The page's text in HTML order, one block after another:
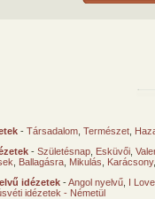
- Társadalom Természet
- Születésnap Esküvői
Ballagásra Mikulás Karácsony
idézetek -Angol nyelvű I
idézetek - Németül